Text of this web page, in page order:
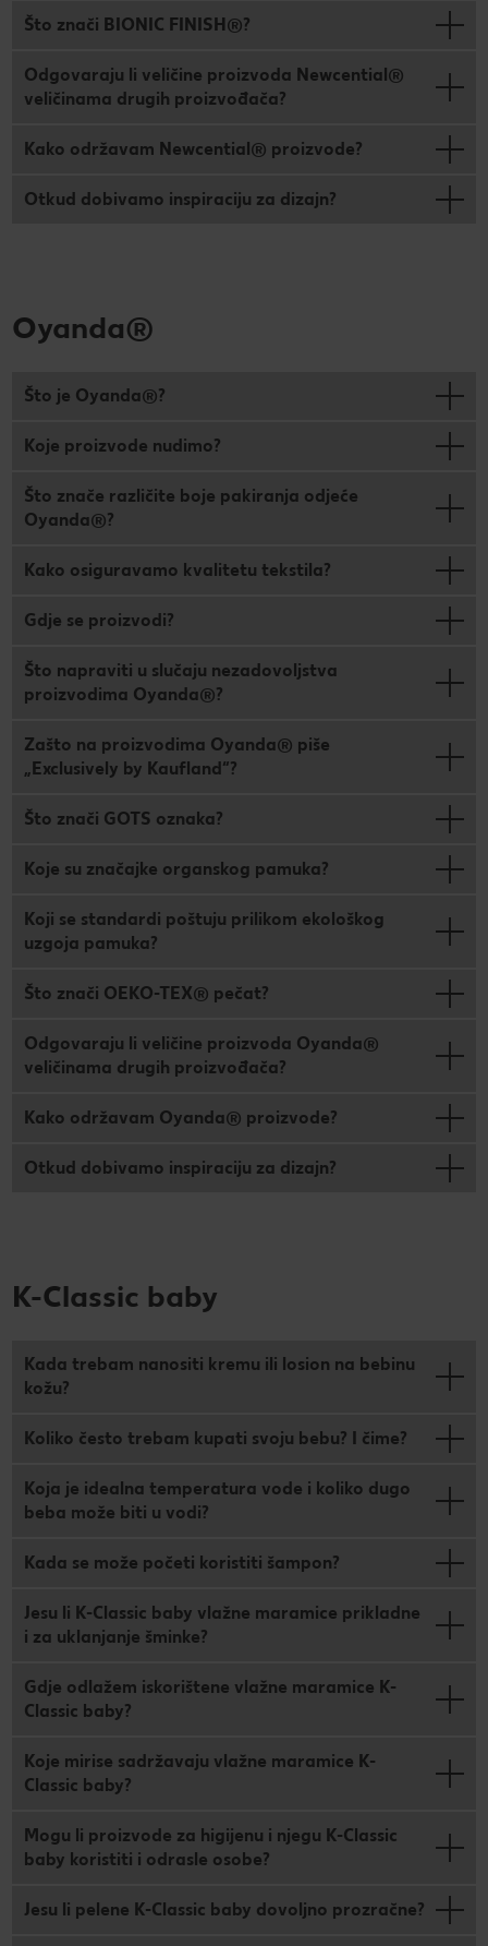
Što znači BIONIC FINISH®?
Odgovaraju li veličine proizvoda Newcential®
veličinama drugih proizvođača?
Kako održavam Newcential® proizvode?
Otkud dobivamo inspiraciju za dizajn?
Oyanda®
Što je Oyanda®?
Koje proizvode nudimo?
Što znače različite boje pakiranja odjeće
Oyanda®?
Kako osiguravamo kvalitetu tekstila?
Gdje se proizvodi?
Što napraviti u slučaju nezadovoljstva
proizvodima Oyanda®?
Zašto na proizvodima Oyanda® piše
„Exclusively by Kaufland“?
Što znači GOTS oznaka?
Koje su značajke organskog pamuka?
Koji se standardi poštuju prilikom ekološkog
uzgoja pamuka?
Što znači OEKO-TEX® pečat?
Odgovaraju li veličine proizvoda Oyanda®
veličinama drugih proizvođača?
Kako održavam Oyanda® proizvode?
Otkud dobivamo inspiraciju za dizajn?
K-Classic baby
Kada trebam nanositi kremu ili losion na bebinu
kožu?
Koliko često trebam kupati svoju bebu? I čime?
Koja je idealna temperatura vode i koliko dugo
beba može biti u vodi?
Kada se može početi koristiti šampon?
Jesu li K-Classic baby vlažne maramice prikladne
i za uklanjanje šminke?
Gdje odlažem iskorištene vlažne maramice K-
Classic baby?
Koje mirise sadržavaju vlažne maramice K-
Classic baby?
Mogu li proizvode za higijenu i njegu K-Classic
baby koristiti i odrasle osobe?
Jesu li pelene K-Classic baby dovoljno prozračne?